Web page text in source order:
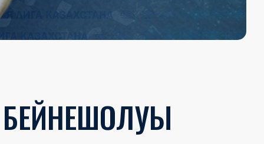
БЕЙНЕШОЛУЫ